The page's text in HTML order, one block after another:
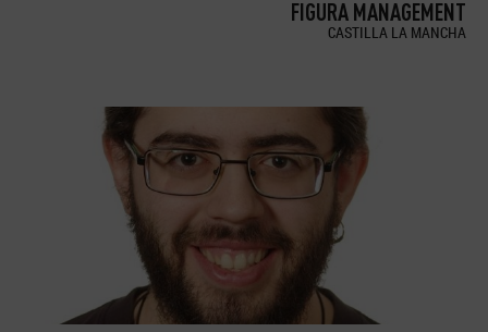
FIGURA MANAGEMENT
CASTILLA LA MANCHA